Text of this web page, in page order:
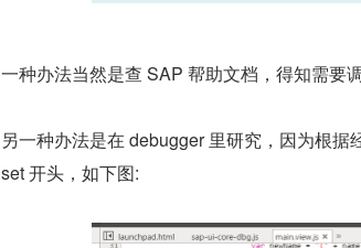
一种办法当然是查 SAP 帮助文档，得知需要
另一种办法是在 debugger 里研究，因为根
set 开头，如下图: